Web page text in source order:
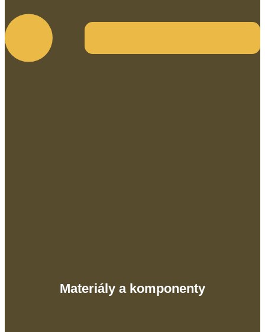
Materiály a komponenty